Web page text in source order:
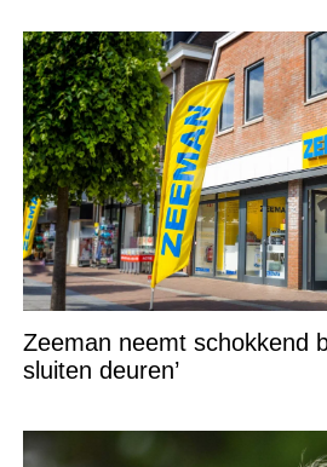
Zeeman neemt schokkend
sluiten deuren’